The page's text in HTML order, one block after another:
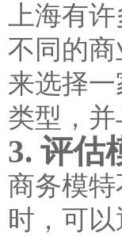
上海有
不同的
来选择
类型，
3. 评估
商务模
时，可